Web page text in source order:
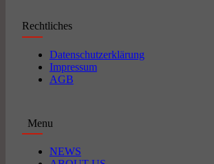
Rechtliches
Datenschutzerklärung
Impressum
AGB
Menu
NEWS